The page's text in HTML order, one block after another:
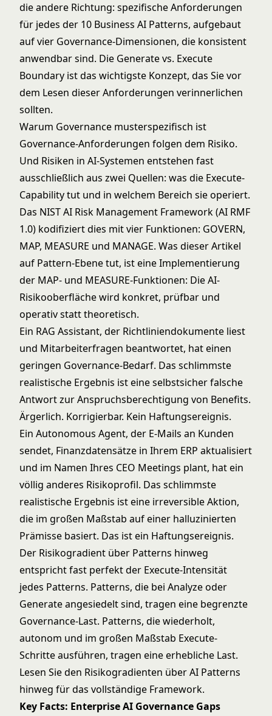
die andere Richtung: spezifische Anforderungen
für jedes der 10 Business AI Patterns, aufgebaut
auf vier Governance-Dimensionen, die konsistent
anwendbar sind. Die Generate vs. Execute
Boundary ist das wichtigste Konzept, das Sie vor
dem Lesen dieser Anforderungen verinnerlichen
sollten.
Warum Governance musterspezifisch ist
Governance-Anforderungen folgen dem Risiko.
Und Risiken in AI-Systemen entstehen fast
ausschließlich aus zwei Quellen: was die Execute-
Capability tut und in welchem Bereich sie operiert.
Das NIST AI Risk Management Framework (AI RMF
1.0) kodifiziert dies mit vier Funktionen: GOVERN,
MAP, MEASURE und MANAGE. Was dieser Artikel
auf Pattern-Ebene tut, ist eine Implementierung
der MAP- und MEASURE-Funktionen: Die AI-
Risikooberfläche wird konkret, prüfbar und
operativ statt theoretisch.
Ein RAG Assistant, der Richtliniendokumente liest
und Mitarbeiterfragen beantwortet, hat einen
geringen Governance-Bedarf. Das schlimmste
realistische Ergebnis ist eine selbstsicher falsche
Antwort zur Anspruchsberechtigung von Benefits.
Ärgerlich. Korrigierbar. Kein Haftungsereignis.
Ein Autonomous Agent, der E-Mails an Kunden
sendet, Finanzdatensätze in Ihrem ERP aktualisiert
und im Namen Ihres CEO Meetings plant, hat ein
völlig anderes Risikoprofil. Das schlimmste
realistische Ergebnis ist eine irreversible Aktion,
die im großen Maßstab auf einer halluzinierten
Prämisse basiert. Das ist ein Haftungsereignis.
Der Risikogradient über Patterns hinweg
entspricht fast perfekt der Execute-Intensität
jedes Patterns. Patterns, die bei Analyze oder
Generate angesiedelt sind, tragen eine begrenzte
Governance-Last. Patterns, die wiederholt,
autonom und im großen Maßstab Execute-
Schritte ausführen, tragen eine erhebliche Last.
Lesen Sieden Risikogradienten über AI Patterns
hinweg für das vollständige Framework.
Key Facts: Enterprise AI Governance Gaps